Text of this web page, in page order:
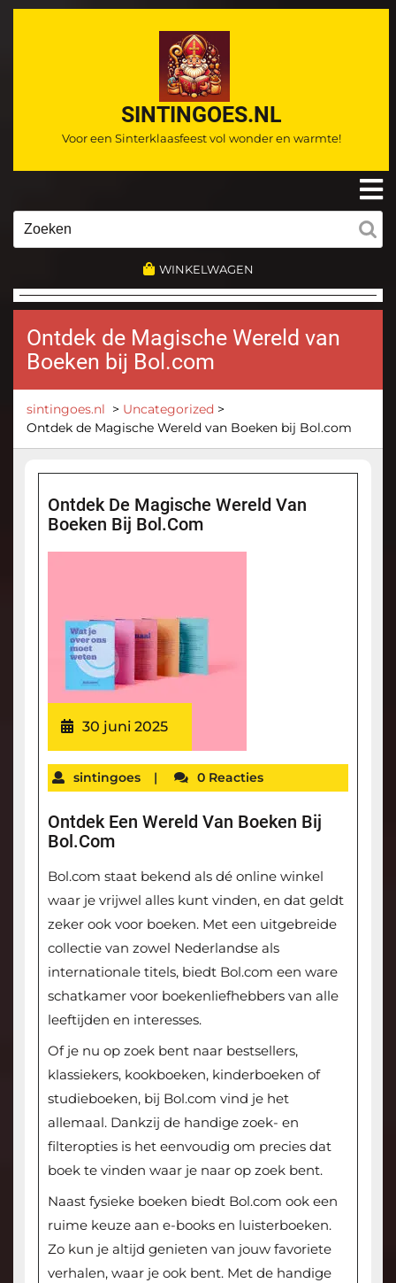
Ga
SINTINGOES.NL
Voor een Sinterklaasfeest vol wonder en warmte!
WINKELWAGEN
Ontdek de Magische Wereld van
Boeken bij Bol.com
sintingoes.nl > Uncategorized >
Ontdek de Magische Wereld van Boeken bij Bol.com
Ontdek De Magische Wereld Van
Boeken Bij Bol.com
30 juni 2025
sintingoes | 0 Reacties
Ontdek Een Wereld Van Boeken Bij
Bol.com
Bol.com staat bekend als dé online winkel
waar je vrijwel alles kunt vinden, en dat geldt
zeker ook voor boeken. Met een uitgebreide
collectie van zowel Nederlandse als
internationale titels, biedt Bol.com een ware
schatkamer voor boekenliefhebbers van alle
leeftijden en interesses.
Of je nu op zoek bent naar bestsellers,
klassiekers, kookboeken, kinderboeken of
studieboeken, bij Bol.com vind je het
allemaal. Dankzij de handige zoek- en
filteropties is het eenvoudig om precies dat
boek te vinden waar je naar op zoek bent.
Naast fysieke boeken biedt Bol.com ook een
ruime keuze aan e-books en luisterboeken.
Zo kun je altijd genieten van jouw favoriete
verhalen, waar je ook bent. Met de handige